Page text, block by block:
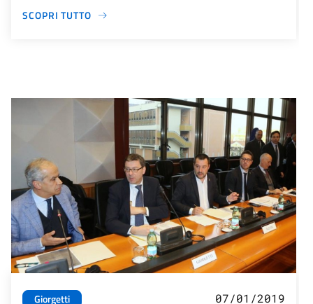
SCOPRI TUTTO
Giorgetti
07/01/2019